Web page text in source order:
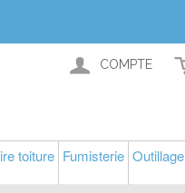
COMPTE
toiture Fumisterie Outillage